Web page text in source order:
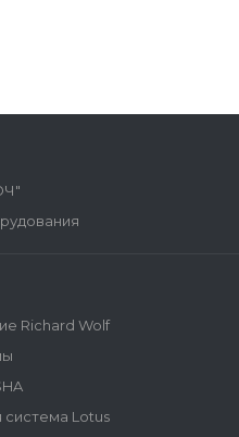
Richard Wolf
система Lotus